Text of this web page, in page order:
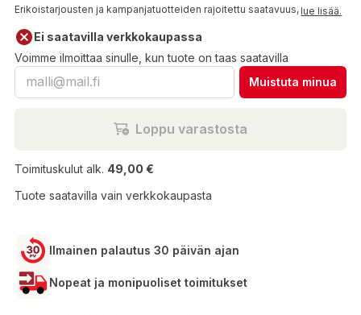
Erikoistarjousten ja kampanjatuotteiden rajoitettu saatavuus,lue lisää.
Ei saatavilla verkkokaupassa
Voimme ilmoittaa sinulle, kun tuote on taas saatavilla
Muistuta minua
Loppu varastosta
Toimituskulut alk. 49,00 €
Tuote saatavilla vain verkkokaupasta
Ilmainen palautus 30 päivän ajan
Nopeat ja monipuoliset toimitukset